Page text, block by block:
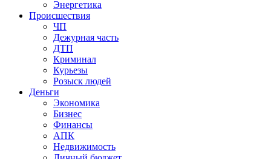
Энергетика
Происшествия
ЧП
Дежурная часть
ДТП
Криминал
Курьезы
Розыск людей
Деньги
Экономика
Бизнес
Финансы
АПК
Недвижимость